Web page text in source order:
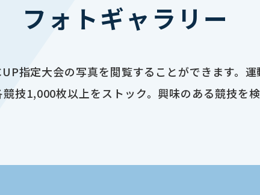
フォトギャラリー
指定大会の写真を閲覧することができます。
技1,000枚以上をストック。興味のある競技を